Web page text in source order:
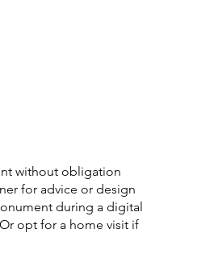
without obligation
for advice or design
during a digital
opt for a home visit if